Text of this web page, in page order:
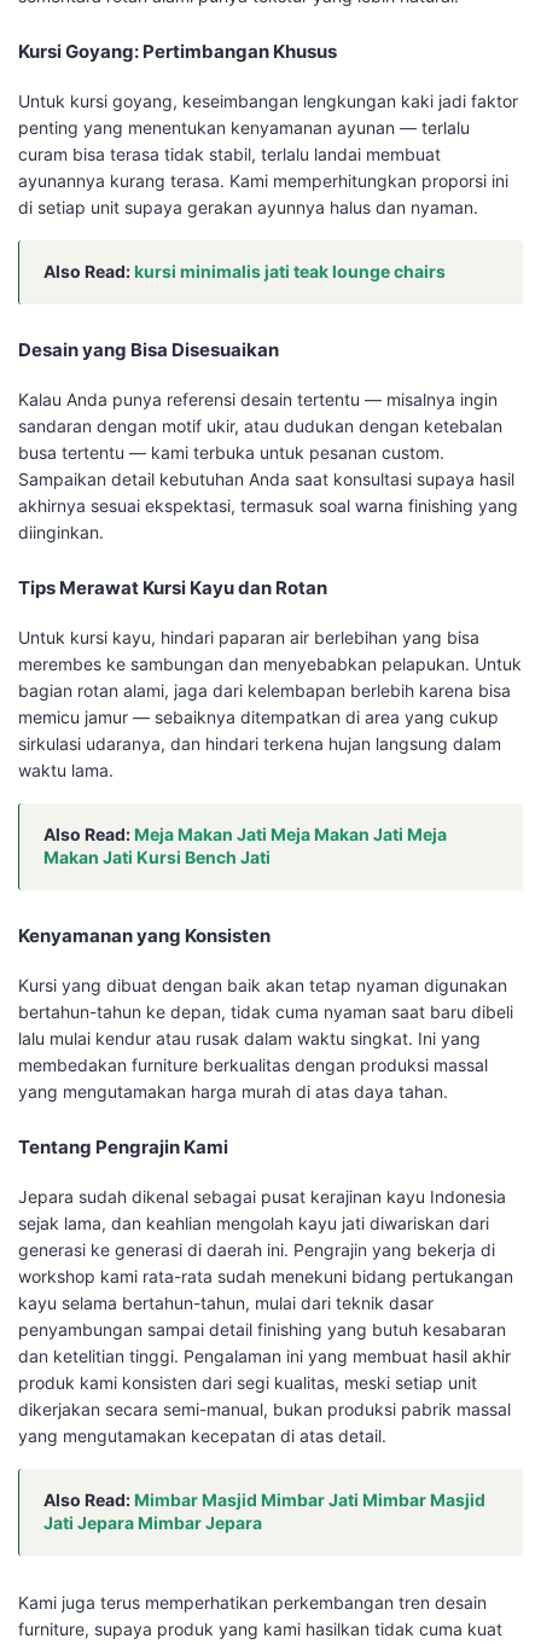
Kursi Goyang: Pertimbangan Khusus
Untuk kursi goyang, keseimbangan lengkungan kaki jadi faktor
penting yang menentukan kenyamanan ayunan — terlalu
curam bisa terasa tidak stabil, terlalu landai membuat
ayunannya kurang terasa. Kami memperhitungkan proporsi ini
di setiap unit supaya gerakan ayunnya halus dan nyaman.
Also Read:kursi minimalis jati teak lounge chairs
Desain yang Bisa Disesuaikan
Kalau Anda punya referensi desain tertentu — misalnya ingin
sandaran dengan motif ukir, atau dudukan dengan ketebalan
busa tertentu — kami terbuka untuk pesanan custom.
Sampaikan detail kebutuhan Anda saat konsultasi supaya hasil
akhirnya sesuai ekspektasi, termasuk soal warna finishing yang
diinginkan.
Tips Merawat Kursi Kayu dan Rotan
Untuk kursi kayu, hindari paparan air berlebihan yang bisa
merembes ke sambungan dan menyebabkan pelapukan. Untuk
bagian rotan alami, jaga dari kelembapan berlebih karena bisa
memicu jamur — sebaiknya ditempatkan di area yang cukup
sirkulasi udaranya, dan hindari terkena hujan langsung dalam
waktu lama.
Also Read:Meja Makan Jati Meja Makan Jati Meja
Makan Jati Kursi Bench Jati
Kenyamanan yang Konsisten
Kursi yang dibuat dengan baik akan tetap nyaman digunakan
bertahun-tahun ke depan, tidak cuma nyaman saat baru dibeli
lalu mulai kendur atau rusak dalam waktu singkat. Ini yang
membedakan furniture berkualitas dengan produksi massal
yang mengutamakan harga murah di atas daya tahan.
Tentang Pengrajin Kami
Jepara sudah dikenal sebagai pusat kerajinan kayu Indonesia
sejak lama, dan keahlian mengolah kayu jati diwariskan dari
generasi ke generasi di daerah ini. Pengrajin yang bekerja di
workshop kami rata-rata sudah menekuni bidang pertukangan
kayu selama bertahun-tahun, mulai dari teknik dasar
penyambungan sampai detail finishing yang butuh kesabaran
dan ketelitian tinggi. Pengalaman ini yang membuat hasil akhir
produk kami konsisten dari segi kualitas, meski setiap unit
dikerjakan secara semi-manual, bukan produksi pabrik massal
yang mengutamakan kecepatan di atas detail.
Also Read:Mimbar Masjid Mimbar Jati Mimbar Masjid
Jati Jepara Mimbar Jepara
Kami juga terus memperhatikan perkembangan tren desain
furniture, supaya produk yang kami hasilkan tidak cuma kuat